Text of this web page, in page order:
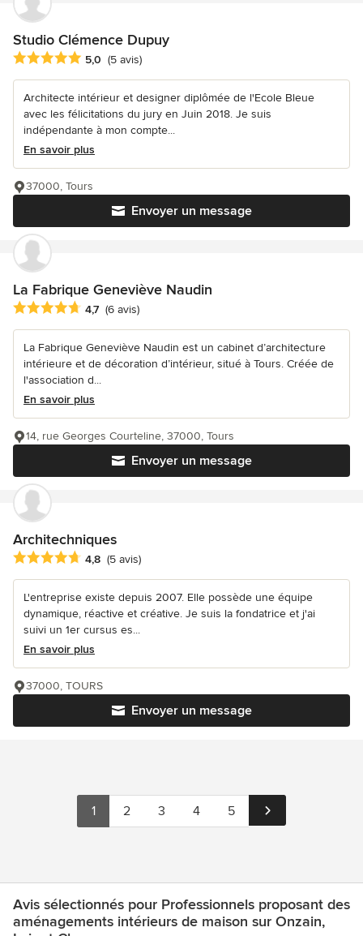
Studio Clémence Dupuy
Note moyenne : 5 étoiles sur 5
5,0 (5 avis)
Architecte intérieur et designer diplômée de l'Ecole Bleue
avec les félicitations du jury en Juin 2018. Je suis
indépendante à mon compte...
En savoir plus
Envoyer un message
37000, Tours
La Fabrique Geneviève Naudin
Note moyenne : 4.7 étoiles sur 5
4,7 (6 avis)
La Fabrique Geneviève Naudin est un cabinet d’architecture
intérieure et de décoration d’intérieur, situé à Tours. Créée de
l'association d...
En savoir plus
Envoyer un message
14, rue Georges Courteline, 37000, Tours
Architechniques
Note moyenne : 4.8 étoiles sur 5
4,8 (5 avis)
L'entreprise existe depuis 2007. Elle possède une équipe
dynamique, réactive et créative. Je suis la fondatrice et j'ai
suivi un 1er cursus es...
En savoir plus
Envoyer un message
37000, TOURS
1 2 3 4 5
Avis sélectionnés pour Professionnels proposant des
aménagements intérieurs de maison sur Onzain,